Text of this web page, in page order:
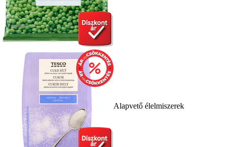
Alapvető élelmiszerek